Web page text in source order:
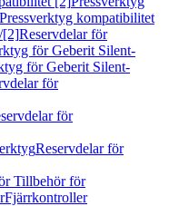
kompatibilitet
[2]Reservdelar för
för Geberit Silent-
för Geberit Silent-
för
för
Reservdelar för
Tillbehör för
Fjärrkontroller